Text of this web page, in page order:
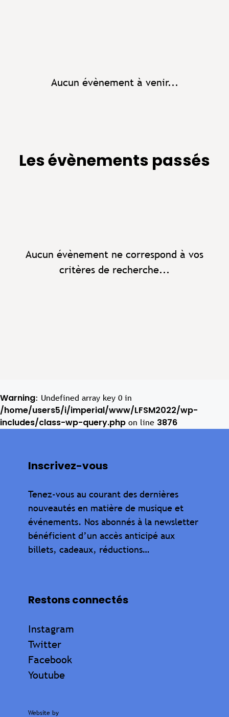
Aucun évènement à venir...
Les évènements passés
Aucun évènement ne correspond à vos
critères de recherche...
Warning: Undefined array key 0 in
/home/users5/i/imperial/www/LFSM2022/wp-
includes/class-wp-query.php on line 3876
Inscrivez-vous
Tenez-vous au courant des dernières
nouveautés en matière de musique et
événements. Nos abonnés à la newsletter
bénéficient d’un accès anticipé aux
billets, cadeaux, réductions…
Restons connectés
Instagram
Twitter
Facebook
Youtube
Website by